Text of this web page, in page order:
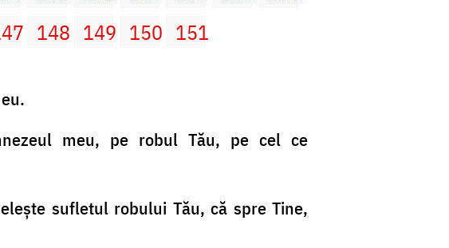
148 149 150 151
meu, pe robul Tău, pe cel ce
sufletul robului Tău, că spre Tine,